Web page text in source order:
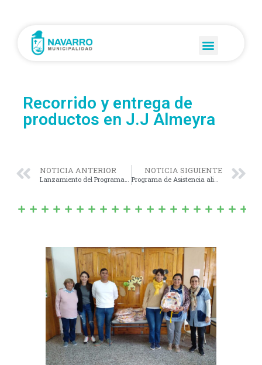
Recorrido y entrega de
productos en J.J Almeyra
NOTICIA ANTERIOR
Lanzamiento del Programa Co-responsables
NOTICIA SIGUIENTE
Programa de Asistencia alimentaria a paciente celíacos (PAAC)